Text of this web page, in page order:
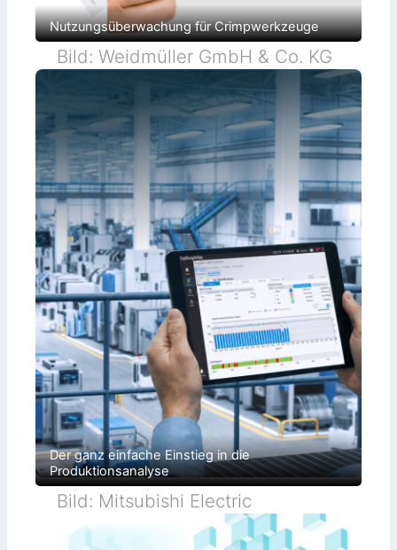
Nutzungsüberwachung für Crimpwerkzeuge
Bild: Weidmüller GmbH & Co. KG
Der ganz einfache Einstieg in die
Produktionsanalyse
Bild: Mitsubishi Electric